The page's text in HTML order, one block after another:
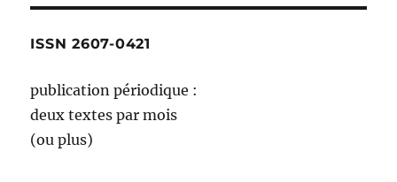
ISSN 2607-0421
publication périodique :
deux textes par mois
(ou plus)